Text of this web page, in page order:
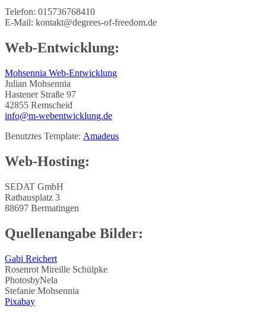
Telefon: 015736768410
E-Mail: kontakt@degrees-of-freedom.de
Web-Entwicklung:
Mohsennia Web-Entwicklung
Julian Mohsennia
Hastener Straße 97
42855 Remscheid
info@m-webentwicklung.de
Benutztes Template: Amadeus
Web-Hosting:
SEDAT GmbH
Rathausplatz 3
88697 Bermatingen
Quellenangabe Bilder:
Gabi Reichert
Rosenrot Mireille Schülpke
PhotosbyNela
Stefanie Mohsennia
Pixabay